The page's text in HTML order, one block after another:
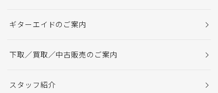
ギターエイドのご案内
下取／買取／中古販売のご案内
スタッフ紹介